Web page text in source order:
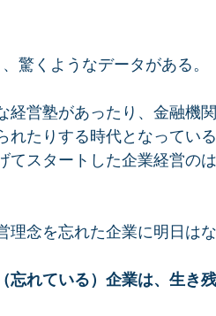
驚くようなデータがある。
営塾があったり、金融機
たりする時代となっている
スタートした企業経営の
念を忘れた企業に明日は
れている）企業は、生き